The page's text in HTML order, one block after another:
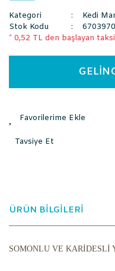
Kategori
Kedi
Stok Kodu
* 0,52 TL den başlayan
Tavsiye Et
ÜRÜN BİLGİLERİ
SOMONLU VE KARİDESLİ